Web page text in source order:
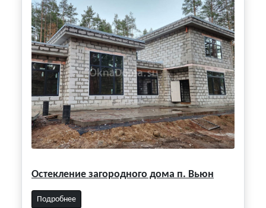
Остекление загородного дома п. Вьюн
Подробнее